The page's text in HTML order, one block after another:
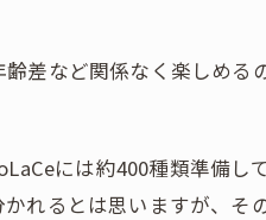
差など関係なく楽しめる
には約400種類準備し
れるとは思いますが、そ